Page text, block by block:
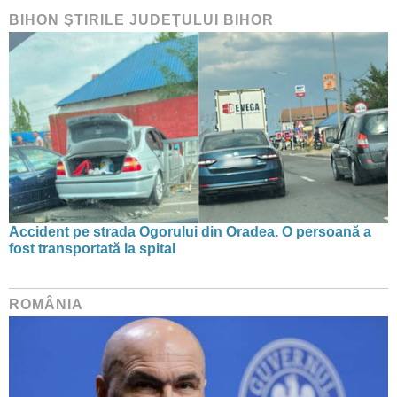
BIHON ŞTIRILE JUDEŢULUI BIHOR
Accident pe strada Ogorului din Oradea. O persoană a
fost transportată la spital
ROMÂNIA